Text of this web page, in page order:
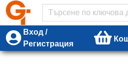
Вход /
Регистрация